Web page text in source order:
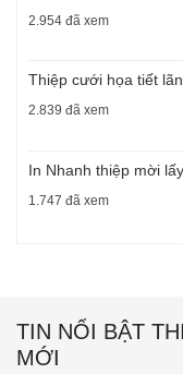
2.954 đã xem
Thiệp cưới họa tiết
2.839 đã xem
In Nhanh thiệp mời
1.747 đã xem
TIN NỔI BẬT
MỚI